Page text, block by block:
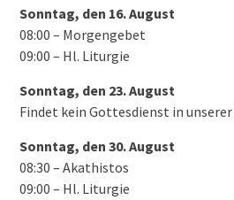
Sonntag, den 16. August
08:00 – Morgengebet
09:00 – Hl. Liturgie
Sonntag, den 23. August
Findet kein Gottesdienst in
Sonntag, den 30. August
08:30 – Akathistos
09:00 – Hl. Liturgie